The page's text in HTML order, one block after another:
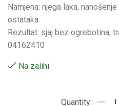
Namjena: njega laka,
ostataka
Rezultat: sjaj bez ogrebotina,
04162410
Na zalihi